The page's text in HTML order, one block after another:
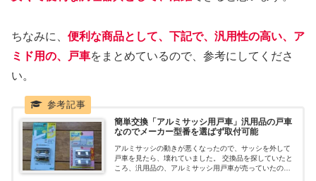
ちなみに、 便利な商品として、下記で、汎用性の高い、ア
ミド用の、戸車をまとめているので、参考にしてくださ
い。
簡単交換「アルミサッシ用戸車」汎用品の戸車
なのでメーカー型番を選ばず取付可能
アルミサッシの動きが悪くなったので、サッシを外して
戸車を見たら、壊れていました。 交換品を探していたと
ころ、汎用品の、アルミサッシ用戸車が売っていたの